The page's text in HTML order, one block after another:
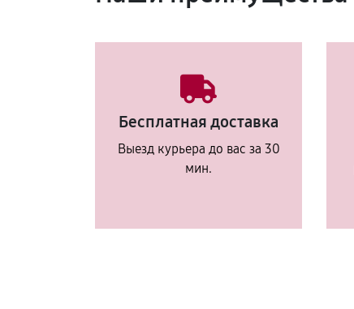
Бесплатная доставка
Выезд курьера до вас за 30
мин.